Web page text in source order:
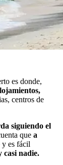
es donde,
centros de
siguiendo el
que a
y es fácil
casi nadie.